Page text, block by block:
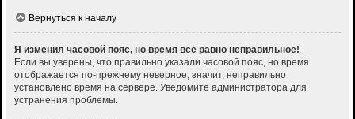
Вернуться к началу
Я изменил часовой пояс, но время всё равно неправильное!
Если вы уверены, что правильно указали часовой пояс, но время
отображается по-прежнему неверное, значит, неправильно
установлено время на сервере. Уведомите администратора для
устранения проблемы.